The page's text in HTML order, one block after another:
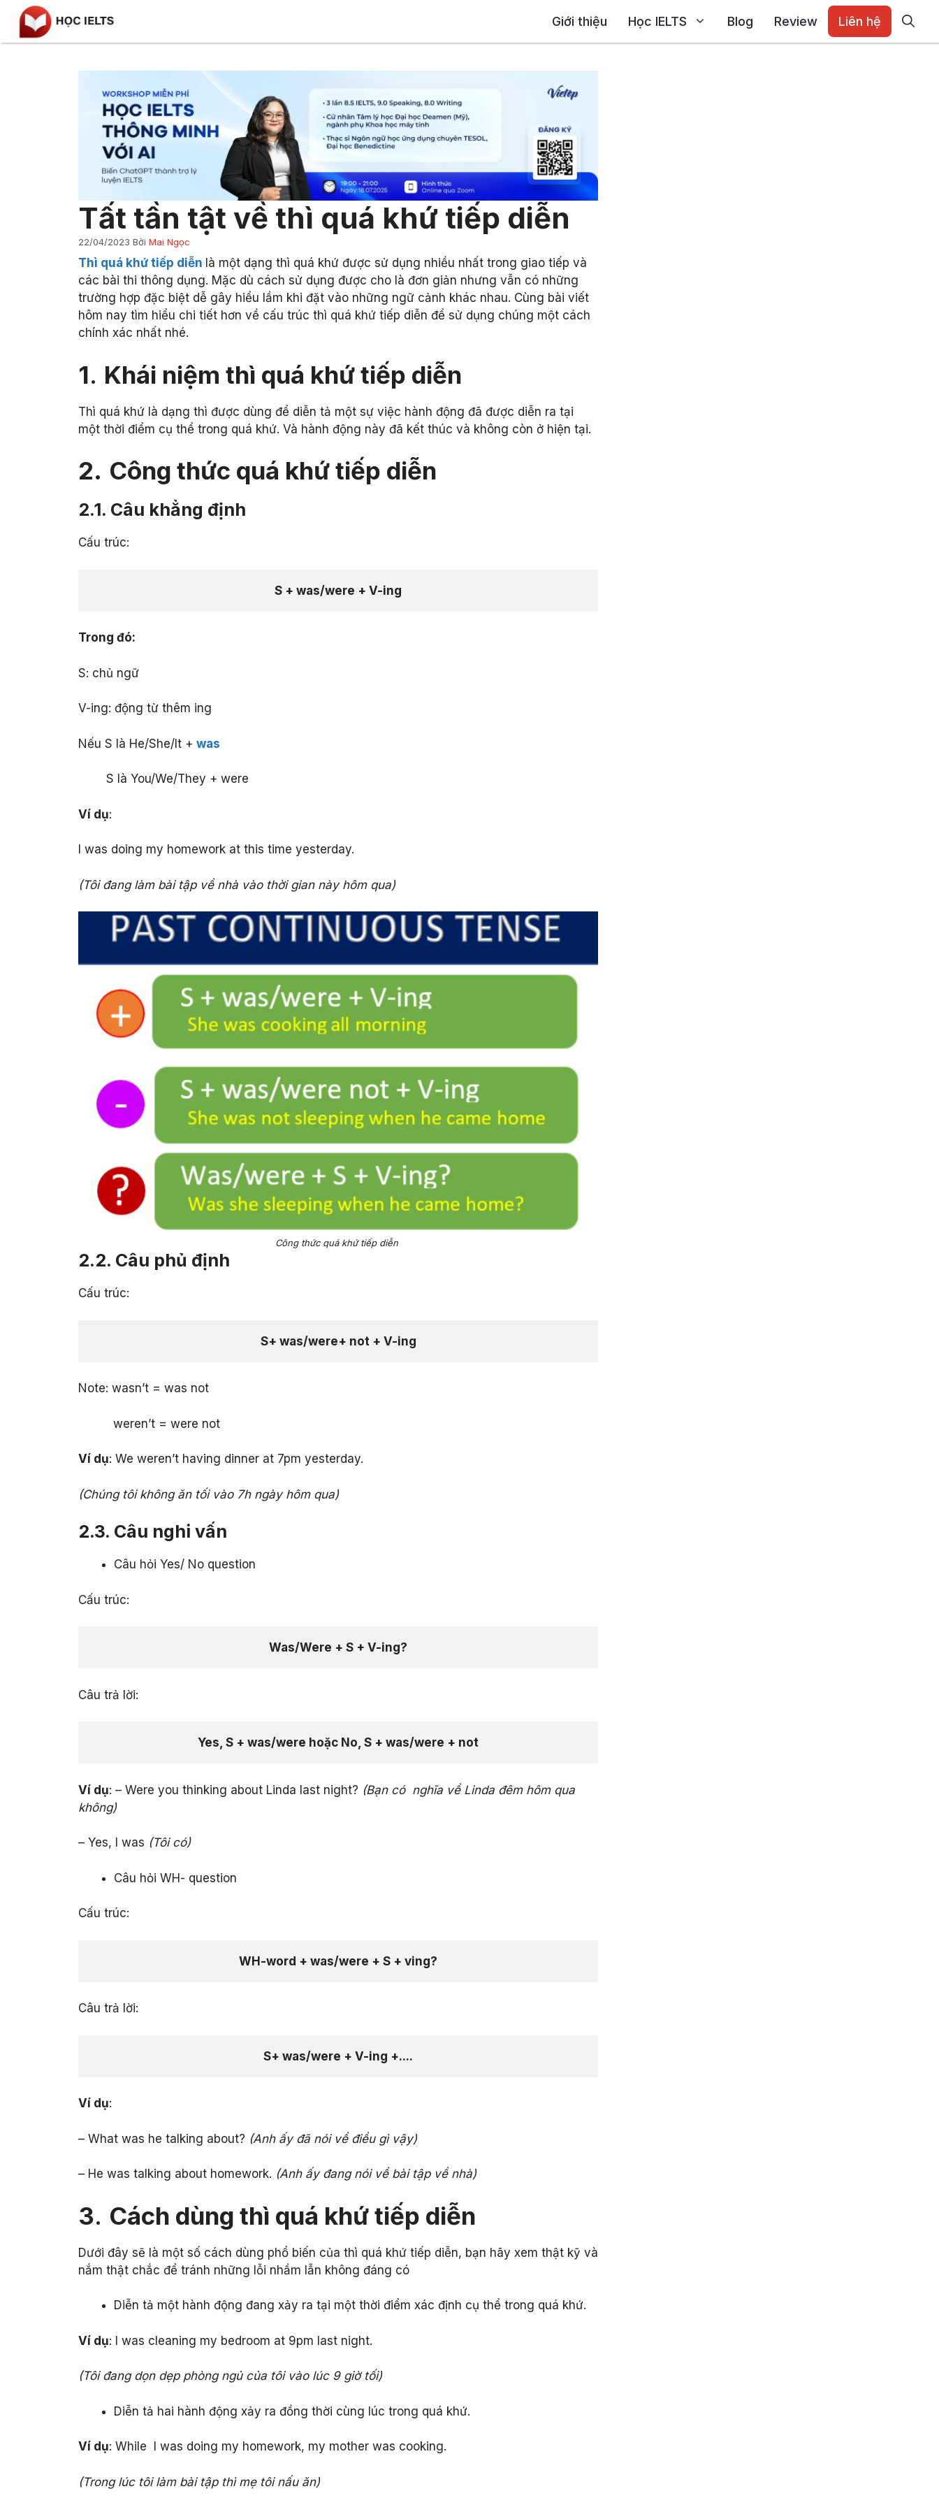
Chuyển
đến
nội
Giới thiệu Học IELTS Blog Review Liên hệ
Tất tần tật về thì quá khứ tiếp diễn
22/04/2023 Bởi Mai Ngọc
Thì quá khứ tiếp diễn là một dạng thì quá khứ được sử dụng nhiều nhất trong giao tiếp và
các bài thi thông dụng. Mặc dù cách sử dụng được cho là đơn giản nhưng vẫn có những
trường hợp đặc biệt dễ gây hiểu lầm khi đặt vào những ngữ cảnh khác nhau. Cùng bài viết
hôm nay tìm hiểu chi tiết hơn về cấu trúc thì quá khứ tiếp diễn để sử dụng chúng một cách
chính xác nhất nhé.
1. Khái niệm thì quá khứ tiếp diễn
Thì quá khứ là dạng thì được dùng để diễn tả một sự việc hành động đã được diễn ra tại
một thời điểm cụ thể trong quá khứ. Và hành động này đã kết thúc và không còn ở hiện tại.
2. Công thức quá khứ tiếp diễn
2.1. Câu khẳng định
Cấu trúc:
S + was/were + V-ing
Trong đó:
S: chủ ngữ
V-ing: động từ thêm ing
Nếu S là He/She/It + was
S là You/We/They + were
Ví dụ:
I was doing my homework at this time yesterday.
(Tôi đang làm bài tập về nhà vào thời gian này hôm qua)
Công thức quá khứ tiếp diễn
2.2. Câu phủ định
Cấu trúc:
S+ was/were+ not + V-ing
Note: wasn’t = was not
weren’t = were not
Ví dụ: We weren’t having dinner at 7pm yesterday.
(Chúng tôi không ăn tối vào 7h ngày hôm qua)
2.3. Câu nghi vấn
Câu hỏi Yes/ No question
Cấu trúc:
Was/Were + S + V-ing?
Câu trả lời:
Yes, S + was/were hoặc No, S + was/were + not
Ví dụ: – Were you thinking about Linda last night? (Bạn có nghĩa về Linda đêm hôm qua
không)
– Yes, I was (Tôi có)
Câu hỏi WH- question
Cấu trúc:
WH-word + was/were + S + ving?
Câu trả lời:
S+ was/were + V-ing +....
Ví dụ:
– What was he talking about? (Anh ấy đã nói về điều gì vậy)
– He was talking about homework. (Anh ấy đang nói về bài tập về nhà)
3. Cách dùng thì quá khứ tiếp diễn
Dưới đây sẽ là một số cách dùng phổ biến của thì quá khứ tiếp diễn, bạn hãy xem thật kỹ và
nắm thật chắc để tránh những lỗi nhầm lẫn không đáng có
Diễn tả một hành động đang xảy ra tại một thời điểm xác định cụ thể trong quá khứ.
Ví dụ: I was cleaning my bedroom at 9pm last night.
(Tôi đang dọn dẹp phòng ngủ của tôi vào lúc 9 giờ tối)
Diễn tả hai hành động xảy ra đồng thời cùng lúc trong quá khứ.
Ví dụ: While I was doing my homework, my mother was cooking.
(Trong lúc tôi làm bài tập thì mẹ tôi nấu ăn)